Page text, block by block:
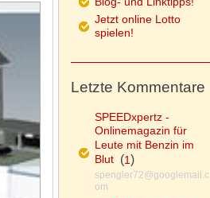
Jetzt online Lotto
spielen!
Letzte Kommentare
SPEEDxpertz -
Onlinemagazin für
Leute mit Benzin im
Blut(1)
spengler72@googlemail.c
om